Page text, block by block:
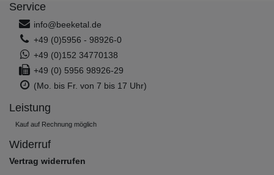
Service
info@beeketal.de
+49 (0)5956 - 98926-0
+49 (0)152 34770138
+49 (0) 5956 98926-29
(Mo. bis Fr. von 7 bis 17 Uhr)
Leistung
Kauf auf Rechnung möglich
Widerruf
Vertrag widerrufen